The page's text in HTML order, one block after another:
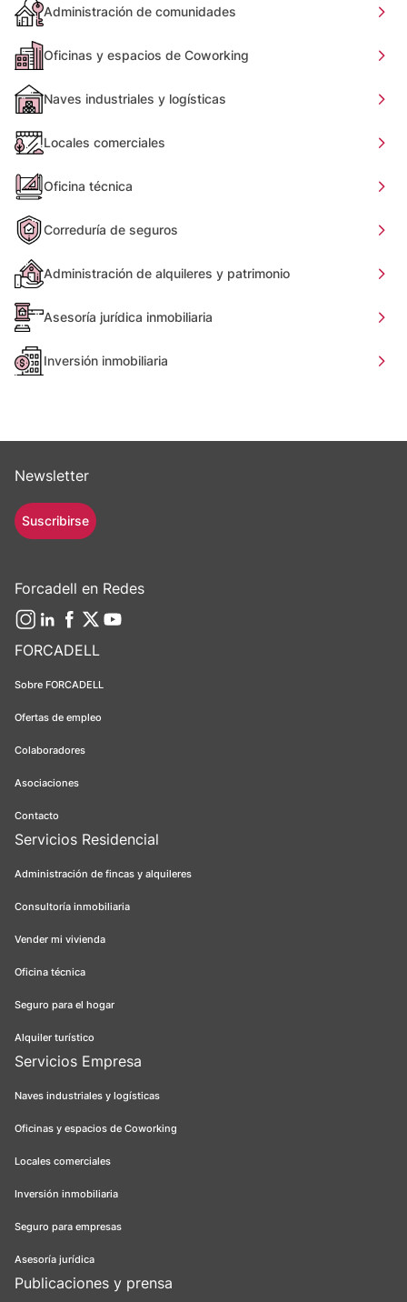
Administración de comunidades
Oficinas y espacios de Coworking
Naves industriales y logísticas
Locales comerciales
Oficina técnica
Correduría de seguros
Administración de alquileres y patrimonio
Asesoría jurídica inmobiliaria
Inversión inmobiliaria
FORCADELL
Sobre FORCADELL
Ofertas de empleo
Colaboradores
Asociaciones
Contacto
Servicios Residencial
Administración de fincas y alquileres
Consultoría inmobiliaria
Vender mi vivienda
Oficina técnica
Seguro para el hogar
Alquiler turístico
Servicios Empresa
Naves industriales y logísticas
Oficinas y espacios de Coworking
Locales comerciales
Inversión inmobiliaria
Seguro para empresas
Asesoría jurídica
Publicaciones y prensa
Newsletter
Suscribirse
Forcadell en Redes